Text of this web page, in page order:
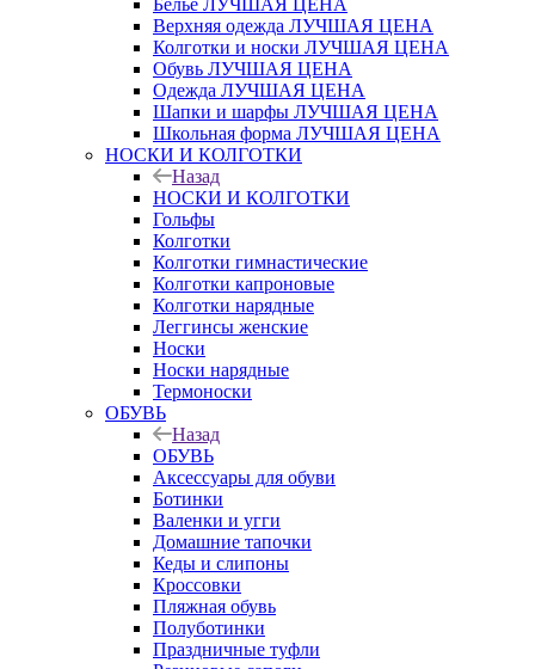
Белье ЛУЧШАЯ ЦЕНА
Верхняя одежда ЛУЧШАЯ ЦЕНА
Колготки и носки ЛУЧШАЯ ЦЕНА
Обувь ЛУЧШАЯ ЦЕНА
Одежда ЛУЧШАЯ ЦЕНА
Шапки и шарфы ЛУЧШАЯ ЦЕНА
Школьная форма ЛУЧШАЯ ЦЕНА
НОСКИ И КОЛГОТКИ
Назад
НОСКИ И КОЛГОТКИ
Гольфы
Колготки
Колготки гимнастические
Колготки капроновые
Колготки нарядные
Леггинсы женские
Носки
Носки нарядные
Термоноски
ОБУВЬ
Назад
ОБУВЬ
Аксессуары для обуви
Ботинки
Валенки и угги
Домашние тапочки
Кеды и слипоны
Кроссовки
Пляжная обувь
Полуботинки
Праздничные туфли